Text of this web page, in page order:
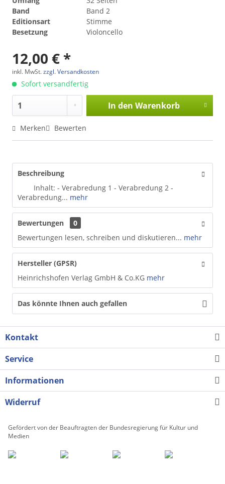
Band
Band 2
Editionsart
Stimme
Besetzung
Violoncello
12,00 € *
inkl. MwSt.zzgl. Versandkosten
Sofort versandfertig
In den Warenkorb
Merken Bewerten
Beschreibung
Inhalt: - Verabredung 1 - Verabredung 2 -
Verabredung... mehr
Bewertungen
0
Bewertungen lesen, schreiben und diskutieren... mehr
Hersteller (GPSR)
Heinrichshofen Verlag GmbH & Co.KG mehr
Das könnte Ihnen auch gefallen
Kontakt
Service
Informationen
Widerruf
Gefördert von der Beauftragten der Bundesregierung für Kultur und
Medien